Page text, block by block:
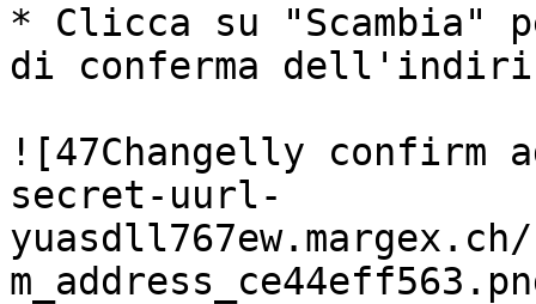
* Clicca su "Scambia"
di conferma
![47Changelly
secret-uurl-